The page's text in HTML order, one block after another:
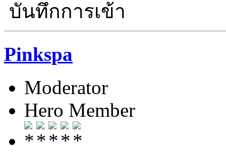
บันทึกการเข้า
Pinkspa
Moderator
Hero Member